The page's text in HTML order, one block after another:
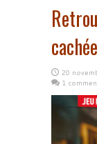
20
1